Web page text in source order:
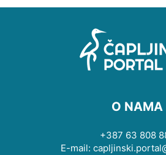
O NAMA
+387 63 808
E-mail: